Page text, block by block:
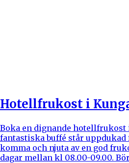
Hotellfrukost i
Boka en dignande hotellfrukost
fantastiska buffé står
komma och njuta av en god
dagar mellan kl 08.00-09.00.